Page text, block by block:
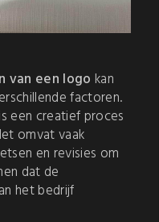
van een logo kan
factoren.
een creatief proces
omvat vaak
en revisies om
dat de
het bedrijf